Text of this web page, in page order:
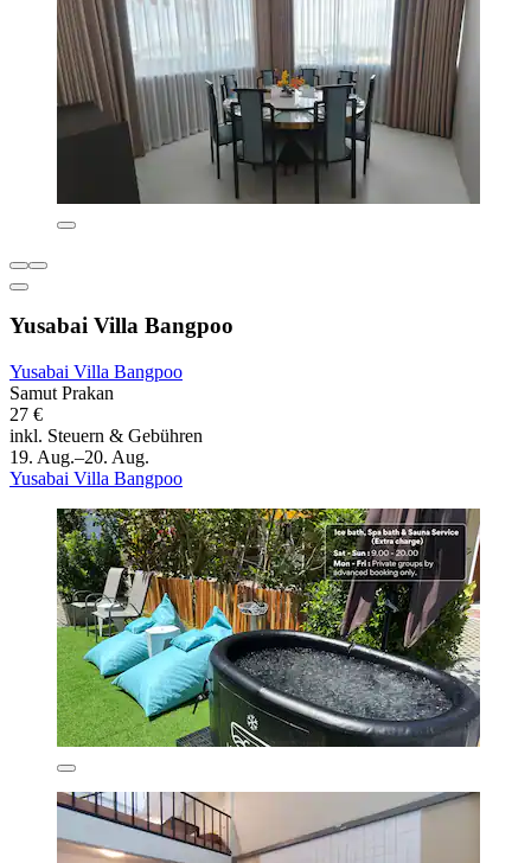
Yusabai Villa Bangpoo
Yusabai Villa Bangpoo
Samut Prakan
27 €
inkl. Steuern & Gebühren
19. Aug.–20. Aug.
Yusabai Villa Bangpoo